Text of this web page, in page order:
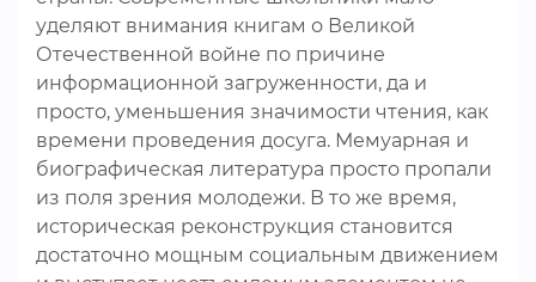
уделяют внимания книгам о Великой
Отечественной войне по причине
информационной загруженности, да и
просто, уменьшения значимости чтения, как
времени проведения досуга. Мемуарная и
биографическая литература просто пропали
из поля зрения молодежи. В то же время,
историческая реконструкция становится
достаточно мощным социальным движением